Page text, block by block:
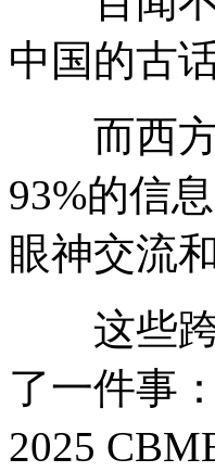
中国的古话
而西方
93%的信
眼神交流
这些跨
了一件事
2025